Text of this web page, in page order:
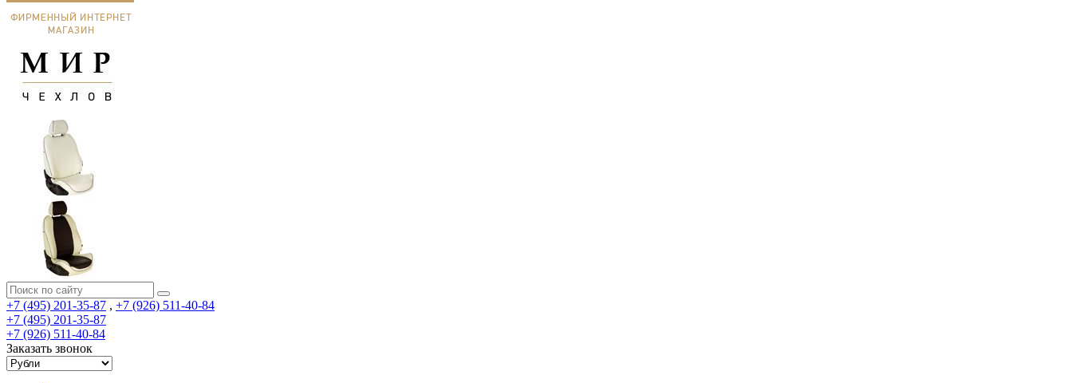
+7 (495) 201-35-87 , +7 (926) 511-40-84
+7 (495) 201-35-87
+7 (926) 511-40-84
Заказать звонок